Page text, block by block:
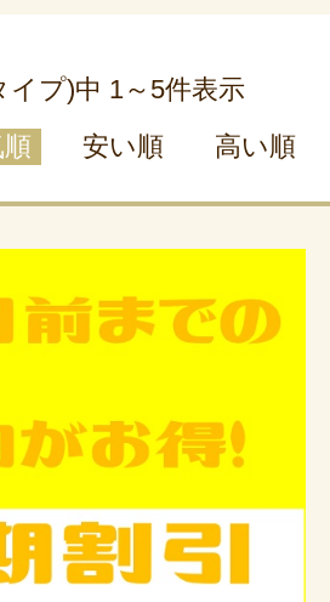
イプ)中 1～5件表示
安い順 高い順